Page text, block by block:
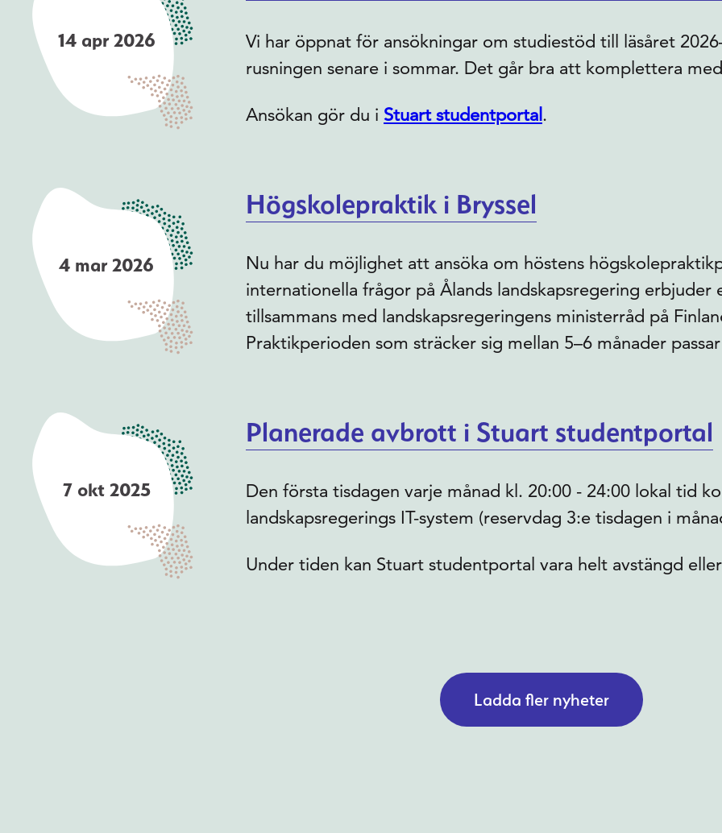
14 apr 2026
Vi har öppnat för ansökningar om studiestöd till läsåret
rusningen senare i sommar. Det går bra att komplettera
Ansökan gör du i Stuart studentportal .
4 mar 2026
Högskolepraktik i Bryssel
Nu har du möjlighet att ansöka om höstens
internationella frågor på Ålands landskapsregering erbjuder
tillsammans med landskapsregeringens ministerråd på
Praktikperioden som sträcker sig mellan 5–6 månader
7 okt 2025
Planerade avbrott i Stuart studentportal
Den första tisdagen varje månad kl. 20:00 - 24:00 lokal tid
landskapsregerings IT-system (reservdag 3:e tisdagen i
Under tiden kan Stuart studentportal vara helt avstängd
Ladda fler nyheter